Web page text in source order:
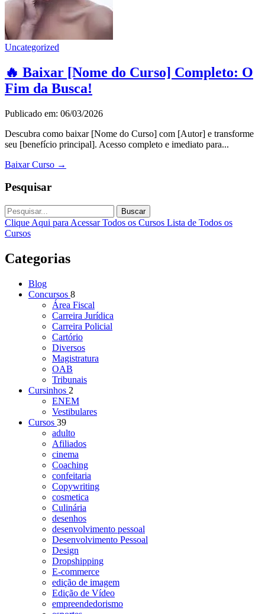
Uncategorized
🔥 Baixar [Nome do Curso] Completo: O
Fim da Busca!
Publicado em: 06/03/2026
Descubra como baixar [Nome do Curso] com [Autor] e transforme
seu [benefício principal]. Acesso completo e imediato para...
Baixar Curso →
Pesquisar
Buscar
Clique Aqui para Acessar Todos os Cursos Lista de Todos os
Cursos
Categorias
Blog
Concursos 8
Área Fiscal
Carreira Jurídica
Carreira Policial
Cartório
Diversos
Magistratura
OAB
Tribunais
Cursinhos 2
ENEM
Vestibulares
Cursos 39
adulto
Afiliados
cinema
Coaching
confeitaria
Copywriting
cosmetica
Culinária
desenhos
desenvolvimento pessoal
Desenvolvimento Pessoal
Design
Dropshipping
E-commerce
edição de imagem
Edição de Vídeo
empreendedorismo